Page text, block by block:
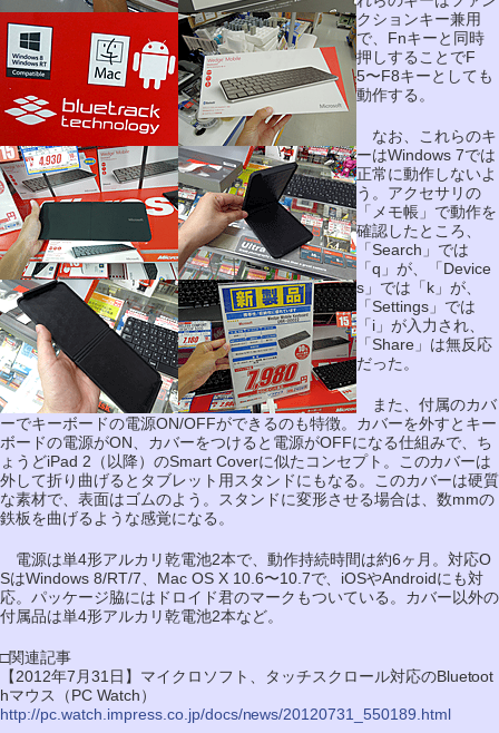
クションキー兼用
で、Fnキーと同時
押しすることでF
5〜F8キーとしても
動作する。
なお、これらのキ
ーはWindows 7では
正常に動作しないよ
う。アクセサリの
「メモ帳」で動作を
確認したところ、
「Search」では
「q」が、「Device
s」では「k」が、
「Settings」では
「i」が入力され、
「Share」は無反応
だった。
また、付属のカバ
ーでキーボードの電源ON/OFFができるのも特徴。カバーを外すとキー
ボードの電源がON、カバーをつけると電源がOFFになる仕組みで、ち
ょうどiPad 2（以降）のSmart Coverに似たコンセプト。このカバーは
外して折り曲げるとタブレット用スタンドにもなる。このカバーは硬質
な素材で、表面はゴムのよう。スタンドに変形させる場合は、数mmの
鉄板を曲げるような感覚になる。
電源は単4形アルカリ乾電池2本で、動作持続時間は約6ヶ月。対応O
SはWindows 8/RT/7、Mac OS X 10.6〜10.7で、iOSやAndroidにも対
応。パッケージ脇にはドロイド君のマークもついている。カバー以外の
付属品は単4形アルカリ乾電池2本など。
□関連記事
【2012年7月31日】マイクロソフト、タッチスクロール対応のBluetoot
hマウス（PC Watch）
http://pc.watch.impress.co.jp/docs/news/20120731_550189.html